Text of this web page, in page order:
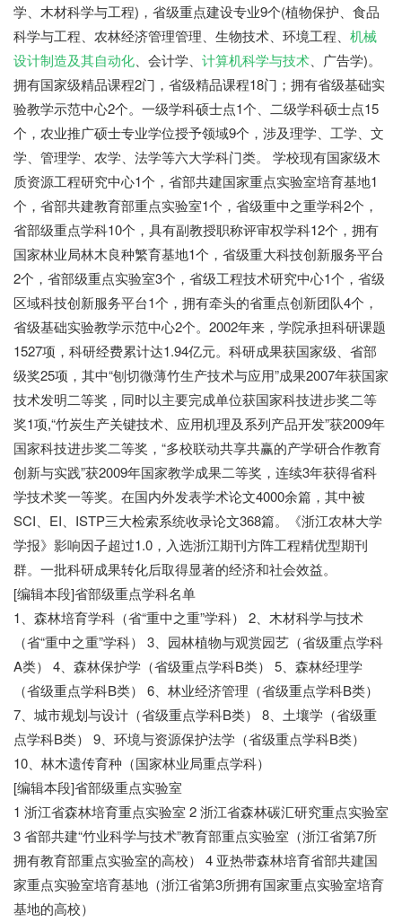
学、木材科学与工程)，省级重点建设专业9个(植物保护、食品
科学与工程、农林经济管理管理、生物技术、环境工程、 机械
设计制造及其自动化 、会计学、 计算机科学与技术 、广告学)。
拥有国家级精品课程2门，省级精品课程18门；拥有省级基础实
验教学示范中心2个。一级学科硕士点1个、二级学科硕士点15
个，农业推广硕士专业学位授予领域9个，涉及理学、工学、文
学、管理学、农学、法学等六大学科门类。 学校现有国家级木
质资源工程研究中心1个，省部共建国家重点实验室培育基地1
个，省部共建教育部重点实验室1个，省级重中之重学科2个，
省部级重点学科10个，具有副教授职称评审权学科12个，拥有
国家林业局林木良种繁育基地1个，省级重大科技创新服务平台
2个，省部级重点实验室3个，省级工程技术研究中心1个，省级
区域科技创新服务平台1个，拥有牵头的省重点创新团队4个，
省级基础实验教学示范中心2个。2002年来，学院承担科研课题
1527项，科研经费累计达1.94亿元。科研成果获国家级、省部
级奖25项，其中“刨切微薄竹生产技术与应用”成果2007年获国家
技术发明二等奖，同时以主要完成单位获国家科技进步奖二等
奖1项,“竹炭生产关键技术、应用机理及系列产品开发”获2009年
国家科技进步奖二等奖，“多校联动共享共赢的产学研合作教育
创新与实践”获2009年国家教学成果二等奖，连续3年获得省科
学技术奖一等奖。在国内外发表学术论文4000余篇，其中被
SCI、EI、ISTP三大检索系统收录论文368篇。《浙江农林大学
学报》影响因子超过1.0，入选浙江期刊方阵工程精优型期刊
群。一批科研成果转化后取得显著的经济和社会效益。
[编辑本段]省部级重点学科名单
1、森林培育学科（省“重中之重”学科） 2、木材科学与技术
（省“重中之重”学科） 3、园林植物与观赏园艺（省级重点学科
A类） 4、森林保护学（省级重点学科B类） 5、森林经理学
（省级重点学科B类） 6、林业经济管理（省级重点学科B类）
7、城市规划与设计（省级重点学科B类） 8、土壤学（省级重
点学科B类） 9、环境与资源保护法学（省级重点学科B类）
10、林木遗传育种（国家林业局重点学科）
[编辑本段]省部级重点实验室
1 浙江省森林培育重点实验室 2 浙江省森林碳汇研究重点实验室
3 省部共建“竹业科学与技术”教育部重点实验室（浙江省第7所
拥有教育部重点实验室的高校） 4 亚热带森林培育省部共建国
家重点实验室培育基地（浙江省第3所拥有国家重点实验室培育
基地的高校）